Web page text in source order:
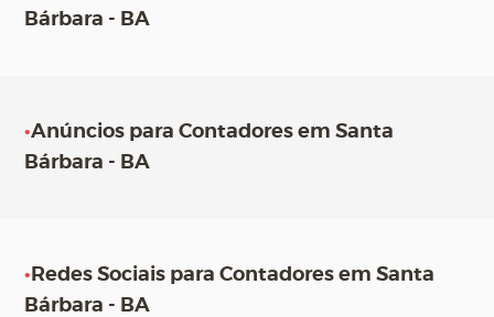
Bárbara - BA
•Anúncios para Contadores em Santa
Bárbara - BA
• Redes Sociais para Contadores em Santa
Bárbara - BA